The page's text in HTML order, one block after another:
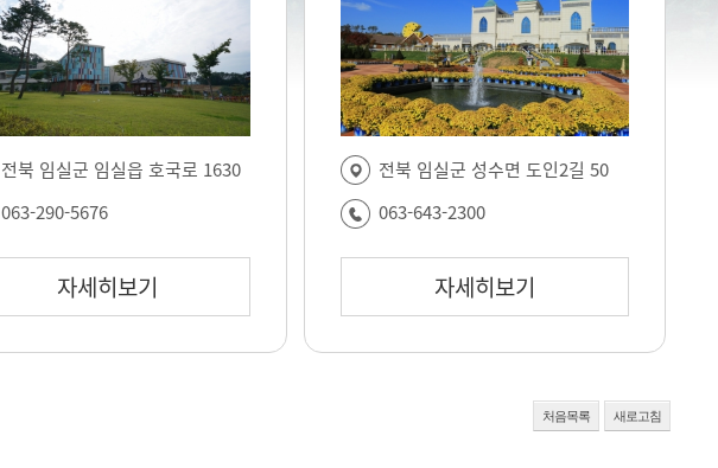
전북 임실군 임실읍 호국로 1630
063-290-5676
자세히보기
전북 임실군 성수면 도인2길 50
063-643-2300
자세히보기
처음목록 새로고침